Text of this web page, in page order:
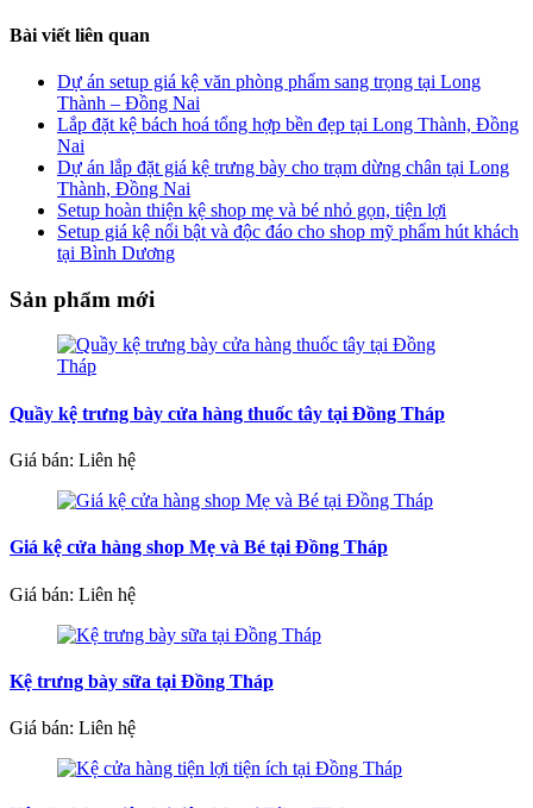
Bài viết liên quan
Dự án setup giá kệ văn phòng phẩm sang trọng tại Long
Thành – Đồng Nai
Lắp đặt kệ bách hoá tổng hợp bền đẹp tại Long Thành, Đồng
Nai
Dự án lắp đặt giá kệ trưng bày cho trạm dừng chân tại Long
Thành, Đồng Nai
Setup hoàn thiện kệ shop mẹ và bé nhỏ gọn, tiện lợi
Setup giá kệ nổi bật và độc đáo cho shop mỹ phẩm hút khách
tại Bình Dương
Sản phẩm mới
Quầy kệ trưng bày cửa hàng thuốc tây tại Đồng Tháp
Giá bán: Liên hệ
Giá kệ cửa hàng shop Mẹ và Bé tại Đồng Tháp
Giá bán: Liên hệ
Kệ trưng bày sữa tại Đồng Tháp
Giá bán: Liên hệ